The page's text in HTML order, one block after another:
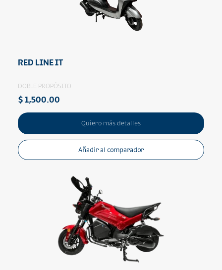
RED LINE IT
DOBLE PROPÓSITO
$ 1,500.00
Quiero más detalles
Añadir al comparador